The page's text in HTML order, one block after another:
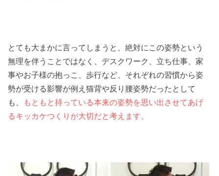
とても大まかに言ってしまうと、絶対にこの姿勢という
無理を伴うことではなく、デスクワーク、立ち仕事、家
事やお子様の抱っこ、歩行など、それぞれの習慣から姿
勢が受ける影響が例え猫背や反り腰姿勢だったとして
も、
もともと持っている本来の姿勢を思い出させてあげ
るキッカケつくりが大切だと考えます。